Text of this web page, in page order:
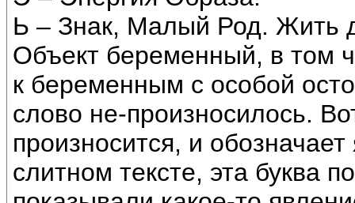
Ь – Знак, Малый Род. Жить
Объект беременный, в том
к беременным с особой
слово не-произносилось.
произносится, и
слитном тексте, эта буква